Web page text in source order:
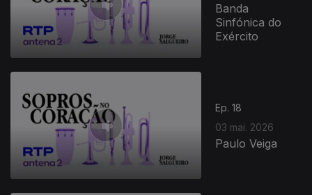
Banda
Sinfónica do
Exército
Ep. 18
03 mai. 2026
Paulo Veiga